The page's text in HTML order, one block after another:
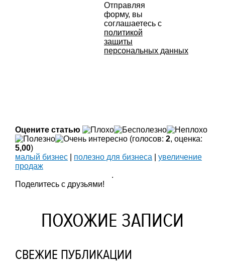
Отправляя
форму, вы
соглашаетесь с
политикой
защиты
персональных данных
Оцените статью
(голосов: 2, оценка:
5,00)
малый бизнес
полезно для бизнеса
увеличение
продаж
.
Поделитесь с друзьями!
ПОХОЖИЕ ЗАПИСИ
СВЕЖИЕ ПУБЛИКАЦИИ